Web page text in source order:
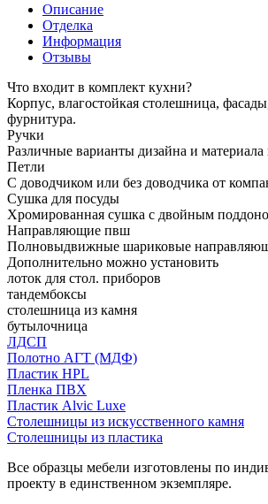
Описание
Отделка
Информация
Отзывы
Что входит в комплект кухни?
Корпус, влагостойкая столешница,
фурнитура.
Ручки
Различные варианты дизайна и
Петли
С доводчиком или без доводчика от
Сушка для посуды
Хромированная сушка с двойным
Направляющие пвш
Полновыдвижные шариковые
Дополнительно можно установить
лоток для стол. приборов
тандембоксы
столешница из камня
бутылочница
ЛДСП
Полотно АГТ (МДФ)
Пластик HPL
Пленка ПВХ
Пластик Alvic Luxe
Столешницы из искусственного камня
Столешницы из пластика
Все образцы мебели изготовлены по
проекту в единственном экземпляре.